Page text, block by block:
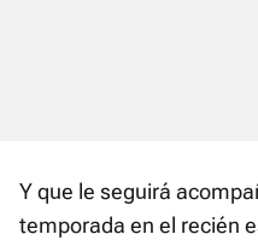
Y que le seguirá
temporada en el recién